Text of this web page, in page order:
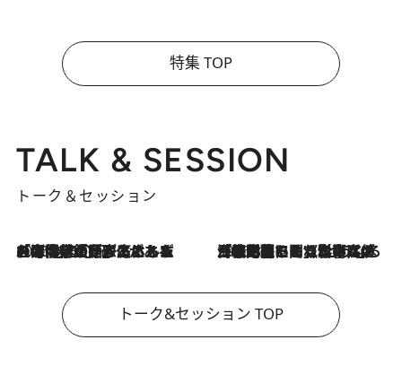
特集 TOP
TALK & SESSION
トーク＆セッション
2026.8.3
「今後値上げがあるとすれば…」「リスクがあるのは今年の冬」エネルギー専門家が語る、ホルムズ海峡封鎖が家庭にもたらす“ある心配” 2026.8.3
「住宅建てられない…」「サーチャージ料の高値が続いている」ホルムズ海峡封鎖による影響はいつまで続く？《エネルギー専門家に聞く“どうなる日本の暮らし”》
トーク&セッション TOP